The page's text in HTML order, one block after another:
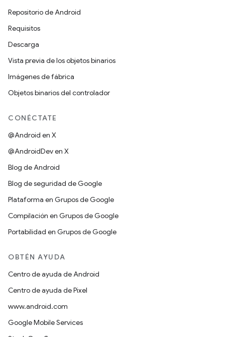
Repositorio de Android
Requisitos
Descarga
Vista previa de los objetos binarios
Imágenes de fábrica
Objetos binarios del controlador
CONÉCTATE
@Android en X
@AndroidDev en X
Blog de Android
Blog de seguridad de Google
Plataforma en Grupos de Google
Compilación en Grupos de Google
Portabilidad en Grupos de Google
OBTÉN AYUDA
Centro de ayuda de Android
Centro de ayuda de Pixel
www.android.com
Google Mobile Services